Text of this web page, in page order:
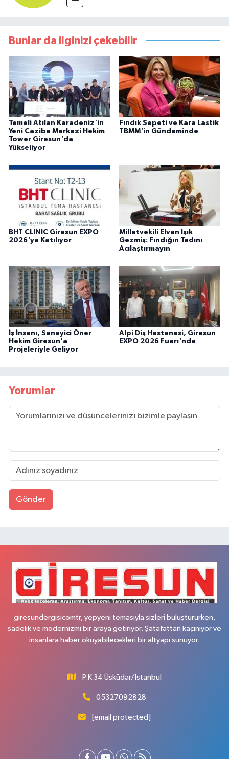
Bunlar da ilginizi çekebilir
Temeli Atılan Karadeniz'in
Yeni Cazibe Merkezi Hekim
Tower Giresun'da
Yükseliyor
Fındık Sepeti ve Kara Lastik
TBMM'in Gündeminde
BHT CLINIC Giresun EXPO
2026'ya Katılıyor
Milletvekili Elvan Işık
Gezmiş: Fındığın Tadını
Acılaştırmayın
İş İnsanı, Sanayici Öner
Hekim Giresun'a
Projeleriyle Geliyor
Alpi Diş Hastanesi, Giresun
EXPO 2026 Fuarı'nda
Yorumlar
Gönder
giresundergisicomtr, yepyeni temasıyla sizleri buluştururken,
sadelik ve modernizmi bir araya getiriyor. Şatafattan kaçınıyor ve
insanlara haber okuyabilecekleri bir altyapı sunuyor.
P.K 34 Üsküdar/İstanbul
05327092828
[email protected]